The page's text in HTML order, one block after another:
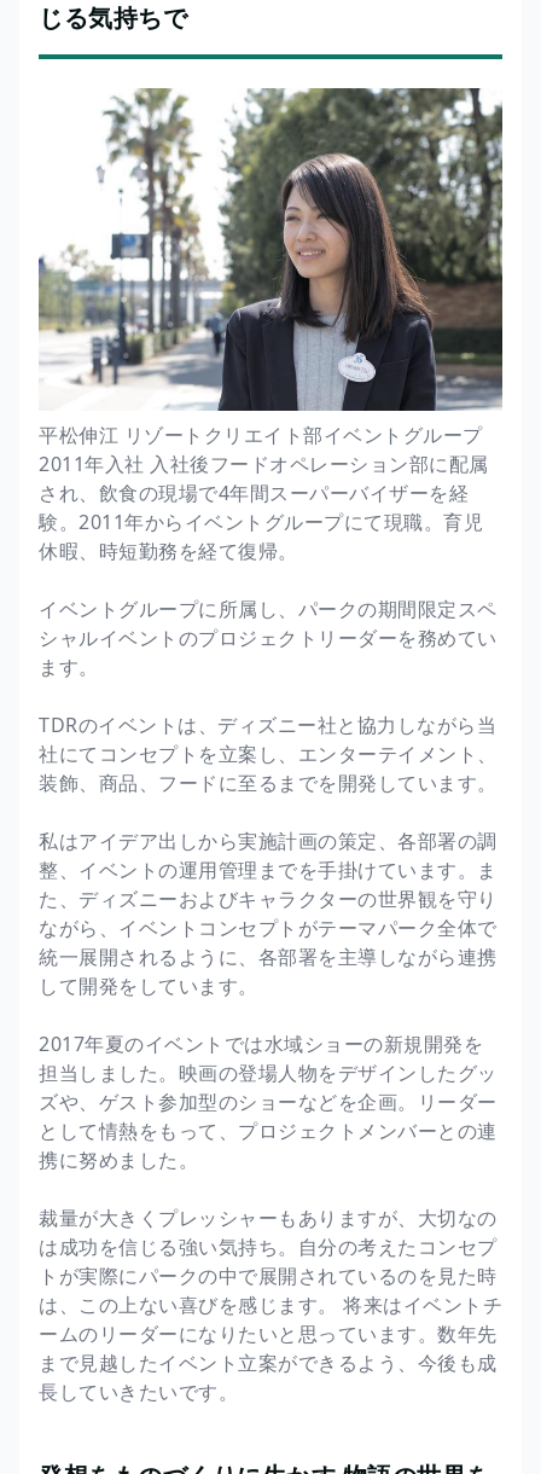
じる気持ちで
平松伸江 リゾートクリエイト部イベントグループ
2011年入社 入社後フードオペレーション部に配属
され、飲食の現場で4年間スーパーバイザーを経
験。2011年からイベントグループにて現職。育児
休暇、時短勤務を経て復帰。
イベントグループに所属し、パークの期間限定スペ
シャルイベントのプロジェクトリーダーを務めてい
ます。
TDRのイベントは、ディズニー社と協力しながら当
社にてコンセプトを立案し、エンターテイメント、
装飾、商品、フードに至るまでを開発しています。
私はアイデア出しから実施計画の策定、各部署の調
整、イベントの運用管理までを手掛けています。ま
た、ディズニーおよびキャラクターの世界観を守り
ながら、イベントコンセプトがテーマパーク全体で
統一展開されるように、各部署を主導しながら連携
して開発をしています。
2017年夏のイベントでは水域ショーの新規開発を
担当しました。映画の登場人物をデザインしたグッ
ズや、ゲスト参加型のショーなどを企画。リーダー
として情熱をもって、プロジェクトメンバーとの連
携に努めました。
裁量が大きくプレッシャーもありますが、大切なの
は成功を信じる強い気持ち。自分の考えたコンセプ
トが実際にパークの中で展開されているのを見た時
は、この上ない喜びを感じます。 将来はイベントチ
ームのリーダーになりたいと思っています。数年先
まで見越したイベント立案ができるよう、今後も成
長していきたいです。